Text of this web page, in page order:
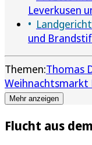
Leverkusen
und
Themen:Thomas
Weihnachtsmarkt
Mehr anzeigen
Flucht aus